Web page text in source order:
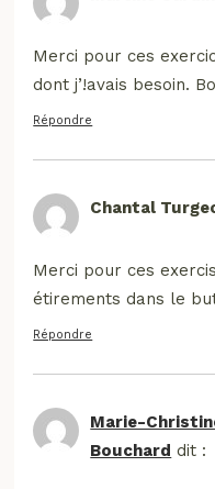
Merci pour ces
dont j’!avais besoin.
Répondre
Chantal
Merci pour ces
étirements dans le
Répondre
Marie-
Bouchard dit :